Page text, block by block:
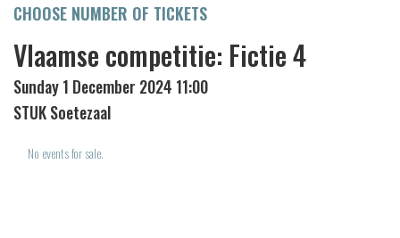
CHOOSE NUMBER OF TICKETS
Vlaamse competitie: Fictie 4
Sunday 1 December 2024 11:00
STUK Soetezaal
No events for sale.